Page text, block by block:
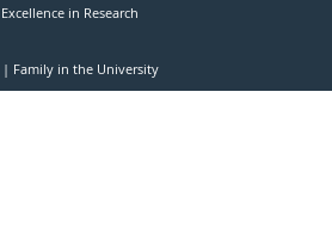
Excellence in Research
Family in the University